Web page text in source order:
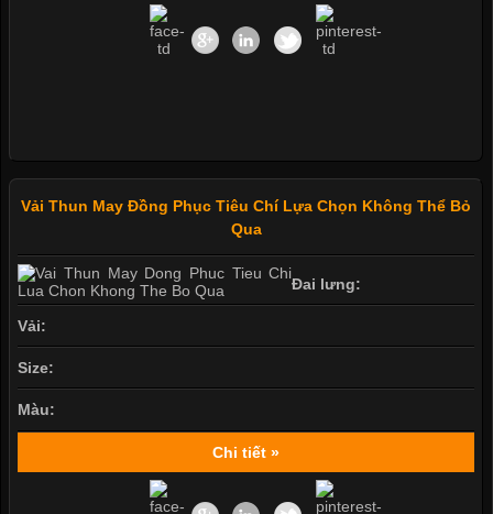
Vải Thun May Đồng Phục Tiêu Chí Lựa Chọn Không Thể Bỏ
Qua
Đai lưng:
Vải:
Size:
Màu:
Chi tiết »